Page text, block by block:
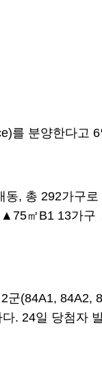
를 분양한다고
, 총 292가구
▲75㎡B1 13가
(84A1, 84A2,
. 24일 당첨자